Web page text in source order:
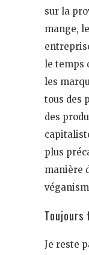
sur la
mange,
le temps
les
tous des
des
plus
manière
Toujours
Je reste